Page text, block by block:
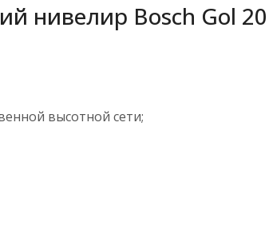
нивелир Bosch Gol
высотной сети;